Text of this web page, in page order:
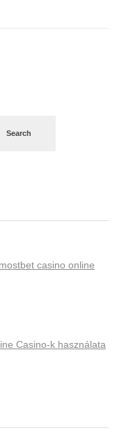
Search
casino online
Casino-k használata